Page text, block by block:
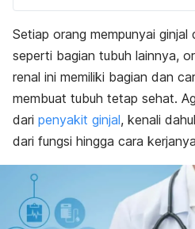
Setiap orang mempunyai ginjal
seperti bagian tubuh lainnya,
renal ini memiliki bagian dan
membuat tubuh tetap sehat.
dari penyakit ginjal, kenali
dari fungsi hingga cara